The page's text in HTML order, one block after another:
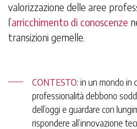
valorizzazione delle aree
l’arricchimento di conoscenze
transizioni gemelle.
CONTESTO: in un mondo in
professionalità debbono
dell’oggi e guardare con
rispondere all’innovazione